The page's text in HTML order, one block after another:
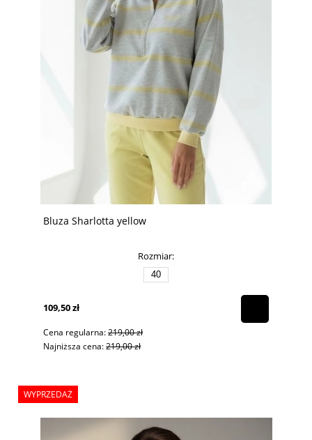
Bluza Sharlotta yellow
Rozmiar:
40
109,50 zł
Cena regularna:219,00 zł
Najniższa cena:219,00 zł
WYPRZEDAŻ